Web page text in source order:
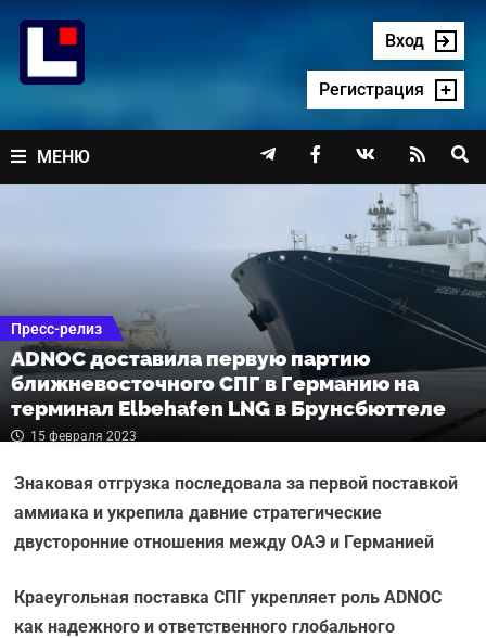
содержимому
Вход
Регистрация
МЕНЮ    
Пресс-релиз
ADNOC доставила первую партию
ближневосточного СПГ в Германию на
терминал Elbehafen LNG в Брунсбюттеле
15 февраля 2023
Знаковая отгрузка последовала за первой поставкой
аммиака и укрепила давние стратегические
двусторонние отношения между ОАЭ и Германией
Краеугольная поставка СПГ укрепляет роль ADNOC
как надежного и ответственного глобального